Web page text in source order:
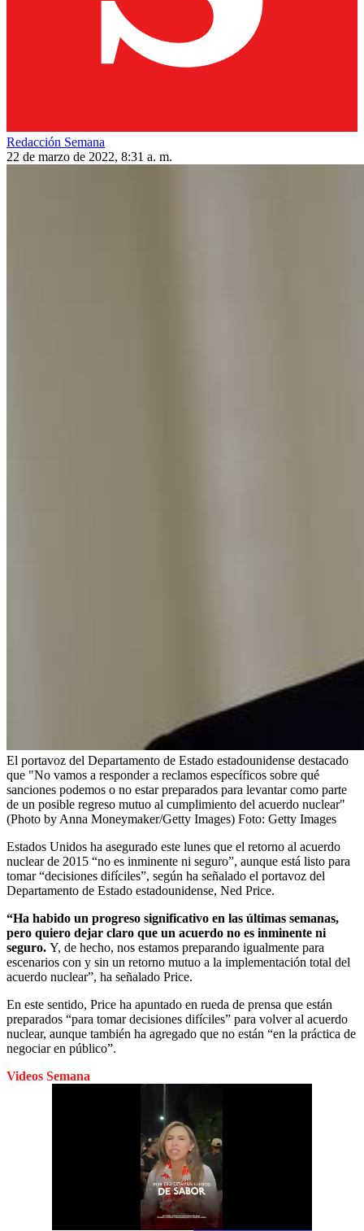
Redacción Semana
22 de marzo de 2022, 8:31 a. m.
El portavoz del Departamento de Estado estadounidense destacado
que "No vamos a responder a reclamos específicos sobre qué
sanciones podemos o no estar preparados para levantar como parte
de un posible regreso mutuo al cumplimiento del acuerdo nuclear"
(Photo by Anna Moneymaker/Getty Images) Foto: Getty Images
Estados Unidos ha asegurado este lunes que el retorno al acuerdo
nuclear de 2015 “no es inminente ni seguro”, aunque está listo para
tomar “decisiones difíciles”, según ha señalado el portavoz del
Departamento de Estado estadounidense, Ned Price.
“Ha habido un progreso significativo en las últimas semanas,
pero quiero dejar claro que un acuerdo no es inminente ni
seguro. Y, de hecho, nos estamos preparando igualmente para
escenarios con y sin un retorno mutuo a la implementación total del
acuerdo nuclear”, ha señalado Price.
En este sentido, Price ha apuntado en rueda de prensa que están
preparados “para tomar decisiones difíciles” para volver al acuerdo
nuclear, aunque también ha agregado que no están “en la práctica de
negociar en público”.
Videos Semana